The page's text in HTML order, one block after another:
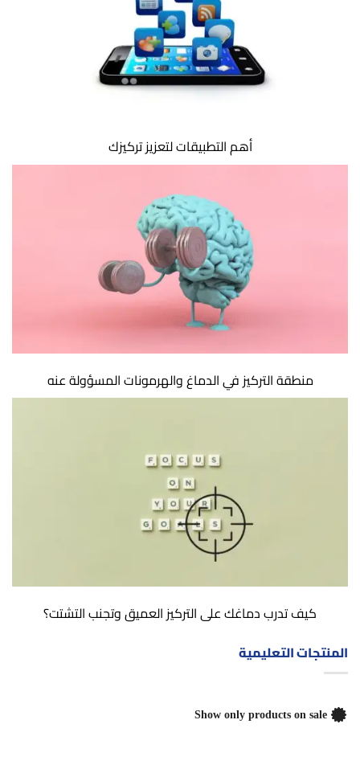
أهم التطبيقات لتعزيز تركيزك
منطقة التركيز في الدماغ والهرمونات المسؤولة عنه
كيف تدرب دماغك على التركيز العميق وتجنب التشتت؟
المنتجات التعليمية
Show only products on sale